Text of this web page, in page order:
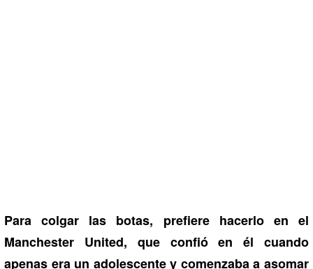
Para colgar las botas, prefiere hacerlo en el
Manchester United, que confió en él cuando
apenas era un adolescente y comenzaba a asomar